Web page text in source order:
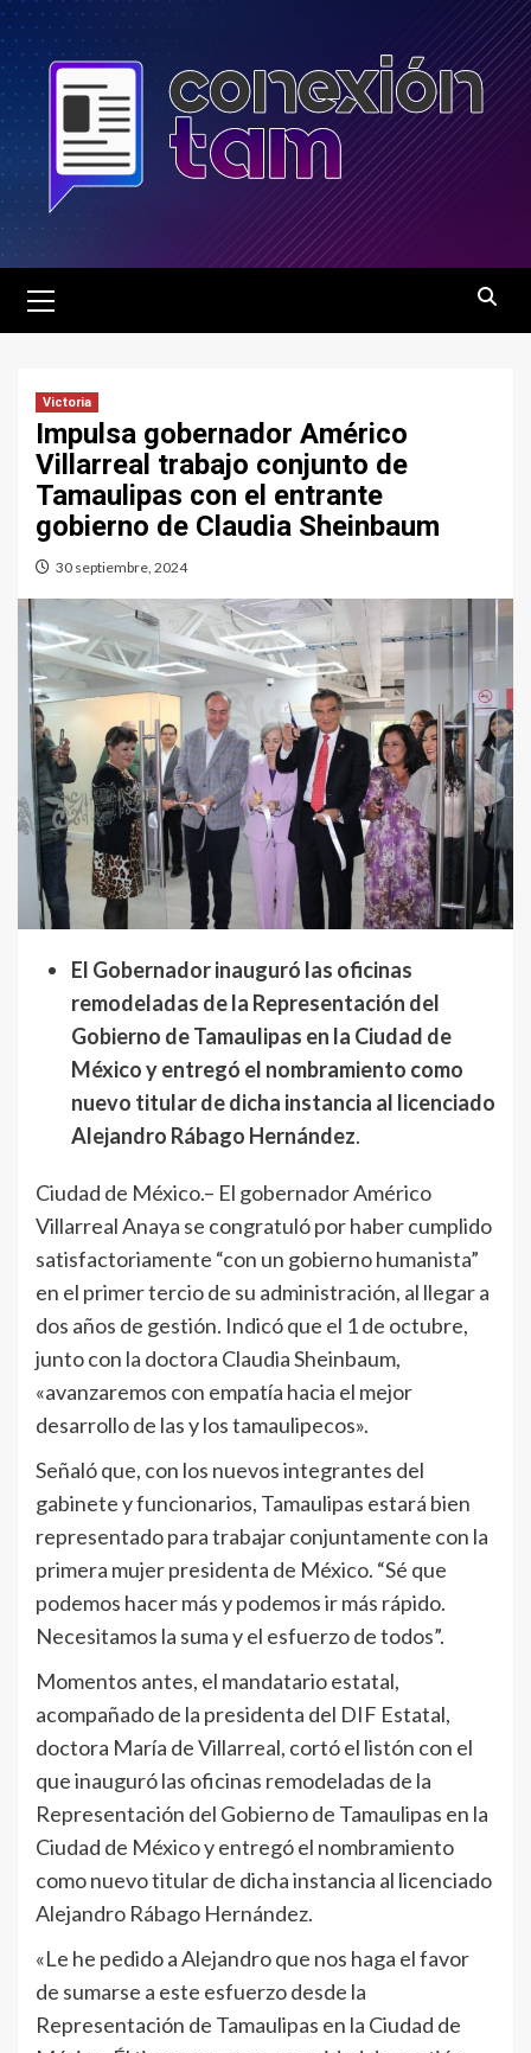
Saltar
al
contenido
principal
Victoria
Impulsa gobernador Américo
Villarreal trabajo conjunto de
Tamaulipas con el entrante
gobierno de Claudia Sheinbaum
30 septiembre, 2024
El Gobernador inauguró las oficinas
remodeladas de la Representación del
Gobierno de Tamaulipas en la Ciudad de
México y entregó el nombramiento como
nuevo titular de dicha instancia al licenciado
Alejandro Rábago Hernández.
Ciudad de México.– El gobernador Américo
Villarreal Anaya se congratuló por haber cumplido
satisfactoriamente “con un gobierno humanista”
en el primer tercio de su administración, al llegar a
dos años de gestión. Indicó que el 1 de octubre,
junto con la doctora Claudia Sheinbaum,
«avanzaremos con empatía hacia el mejor
desarrollo de las y los tamaulipecos».
Señaló que, con los nuevos integrantes del
gabinete y funcionarios, Tamaulipas estará bien
representado para trabajar conjuntamente con la
primera mujer presidenta de México. “Sé que
podemos hacer más y podemos ir más rápido.
Necesitamos la suma y el esfuerzo de todos”.
Momentos antes, el mandatario estatal,
acompañado de la presidenta del DIF Estatal,
doctora María de Villarreal, cortó el listón con el
que inauguró las oficinas remodeladas de la
Representación del Gobierno de Tamaulipas en la
Ciudad de México y entregó el nombramiento
como nuevo titular de dicha instancia al licenciado
Alejandro Rábago Hernández.
«Le he pedido a Alejandro que nos haga el favor
de sumarse a este esfuerzo desde la
Representación de Tamaulipas en la Ciudad de